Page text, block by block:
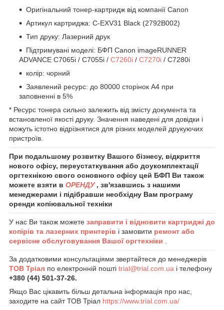
Оригінальний тонер-картридж від компанії Canon
Артикул картриджа: C-EXV31 Black (2792B002)
Тип друку: Лазерний друк
Підтримувані моделі: БФП Canon imageRUNNER
ADVANCE C7065i / C7055i / C7260i / C7270i / C7280i
колір: чорний
Заявлений ресурс: до 80000 сторінок А4 при
заповненні в 5%
* Ресурс тонера сильно залежить від змісту документа та
встановленої якості друку. Значення наведені для довідки і
можуть істотно відрізнятися для різних моделей друкуючих
пристроїв.
При подальшому розвитку Вашого бізнесу, відкриття
нового офісу, переустаткування або доукомплектації
оргтехнікою свого основного офісу цей БФП Ви також
можете взяти в ОРЕНДУ , зв'язавшись з нашими
менеджерами і підібравши необхідну Вам програму
оренди копіювальної техніки
У нас Ви також можете заправити і відновити картриджі до
копірів та лазерних принтерів і замовити ремонт або
сервісне обслуговування Вашої оргтехніки
За додатковими консультаціями звертайтеся до менеджерів
ТОВ Тріал по електронній пошті trial@trial.com.ua і телефону
+380 (44) 501-37-26.
Якщо Вас цікавить більш детальна інформація про нас,
заходите на сайт ТОВ Тріал https://www.trial.com.ua/